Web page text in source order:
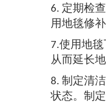
6. 定期检
用地毯修
7.使用地
从而延长
8. 制定清
状态。制